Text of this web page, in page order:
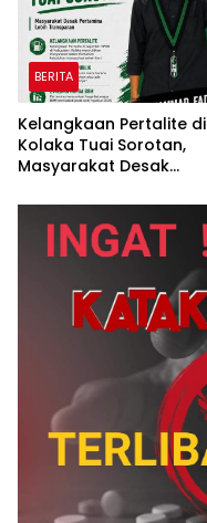
BERITA
Kelangkaan Pertalite di
Kolaka Tuai Sorotan,
Masyarakat Desak
Transparan*